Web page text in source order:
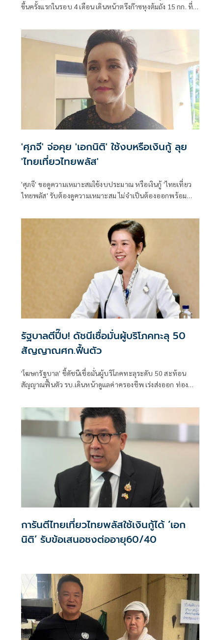
ขึ้นครั้งแรกในรอบ 4 เดือน เดินหน้าตรึงก๊าซหุงต้มถัง 15 กก. ที่
พร้อมจับตาฐานะกองทุนน้ำมันฯ ติดลบกว่า 7.1 หมื่นล้านบาท
'ศุภจี' จ่อคุย 'เอกนิติ' ใช้งบหรือเงินกู้ ลุย
'ไทยเที่ยวไทยพลัส'
'ศุภจี' ขอดูความเหมาะสมใช้งบประมาณ หรือเงินกู้ 'ไทยเที่ยว
ไทยพลัส' รับต้องดูความเหมาะสม ไม่จำเป็นต้องออกพร้อม
รัฐบาลตีปี๊บ! ดัชนีเชื่อมั่นผู้บริโภคทะลุ 50
สัญญาณศก.ฟื้นตัว
'โฆษกรัฐบาล' ชี้ดัชนีเชื่อมั่นผู้บริโภคทะลุระดับ 50 สะท้อน
สัญญาณฟื้นตัว รบ.เดินหน้าดูแลค่าครองชีพ เร่งส่งออก ท่อง
การันตีไทยเที่ยวไทยพลัสใช้เงินกู้ได้ ‘เอก
นิติ’ รับข้อเสนอชงต่ออายุ60/40